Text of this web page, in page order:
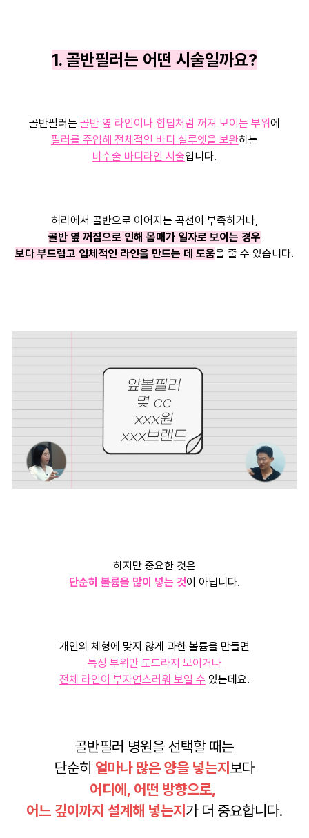
1. 골반필러는 어떤 시술일까요?
골반필러는 골반 옆 라인이나 힙딥처럼 꺼져 보이는 부위 에
필러를 주입해 전체적인 바디 실루엣을 보완하는
비수술 바디라인 시술입니다.
허리에서 골반으로 이어지는 곡선이 부족하거나,
골반 옆 꺼짐으로 인해 몸매가 일자로 보이는 경우
보다 부드럽고 입체적인 라인을 만드는 데 도움을 줄 수 있습니다.
하지만 중요한 것은
단순히 볼륨을 많이 넣는 것이 아닙니다.
개인의 체형에 맞지 않게 과한 볼륨을 만들면
특정 부위만 도드라져 보이거나
전체 라인이 부자연스러워 보일 수 있는데요.
골반필러 병원을 선택할 때는
단순히 얼마나 많은 양을 넣는지 보다
어디에, 어떤 방향으로,
어느 깊이까지 설계해 넣는지​ 가 더 중요합니다.